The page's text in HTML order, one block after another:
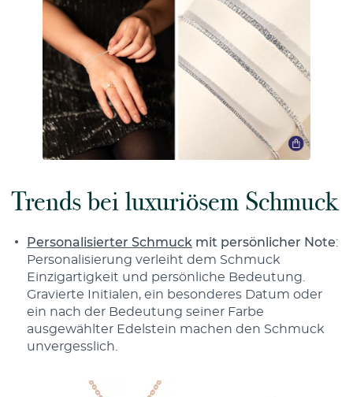
Trends bei luxuriösem Schmuck
Personalisierter Schmuck mit persönlicher Note:
Personalisierung verleiht dem Schmuck
Einzigartigkeit und persönliche Bedeutung.
Gravierte Initialen, ein besonderes Datum oder
ein nach der Bedeutung seiner Farbe
ausgewählter Edelstein machen den Schmuck
unvergesslich.